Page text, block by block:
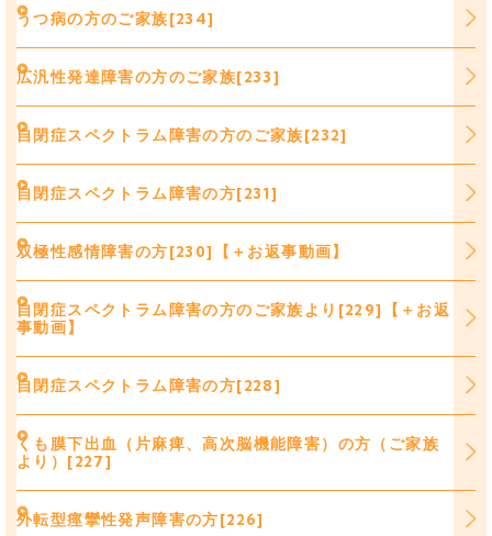
うつ病の方のご家族[234]
広汎性発達障害の方のご家族[233]
自閉症スペクトラム障害の方のご家族[232]
自閉症スペクトラム障害の方[231]
双極性感情障害の方[230]【＋お返事動画】
自閉症スペクトラム障害の方のご家族より[229]【＋お返
事動画】
自閉症スペクトラム障害の方[228]
くも膜下出血（片麻痺、高次脳機能障害）の方（ご家族
より）[227]
外転型痙攣性発声障害の方[226]